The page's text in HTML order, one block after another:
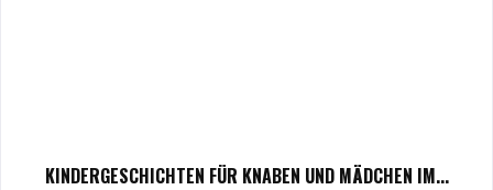
KINDERGESCHICHTEN FÜR KNABEN UND MÄDCHEN IM...